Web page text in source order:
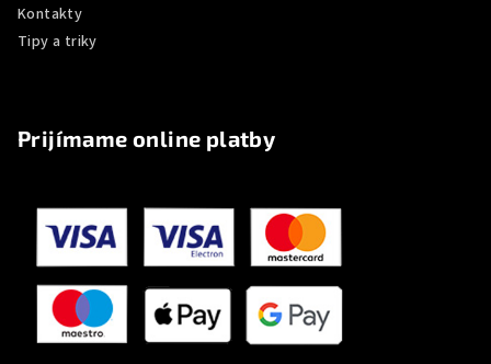
Kontakty
Tipy a triky
Prijímame online platby